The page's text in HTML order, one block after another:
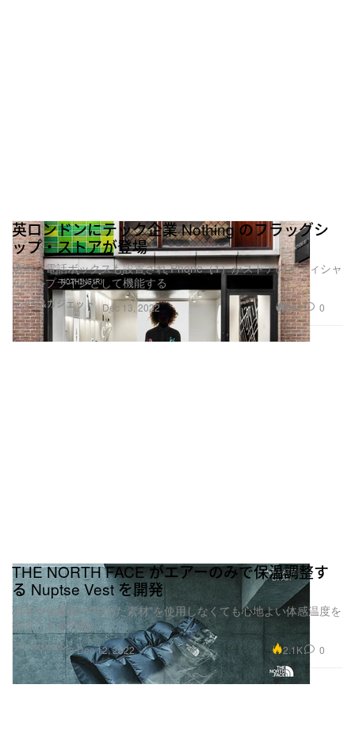
テック&ガジェット
英ロンドンにテック企業 Nothing のフラッグシ
ップ・ストアが登場
透明な電話ボックスも設置され Phone（1）がストアのオフィシャ
ルヘルプラインとして機能する
Dec 13, 2022 662 0
ファッション
THE NORTH FACE がエアーのみで保温調整す
る Nuptse Vest を開発
羽毛や化繊等の“中わた素材”を使用しなくても心地よい体感温度を
得ることが可能に
Dec 12, 2022 2.1K 0